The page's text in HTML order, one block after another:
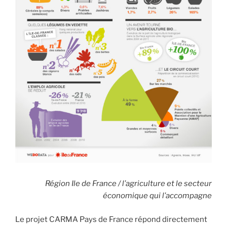
Région Ile de France / l’agriculture et le secteur
économique qui l’accompagne
Le projet CARMA Pays de France répond directement